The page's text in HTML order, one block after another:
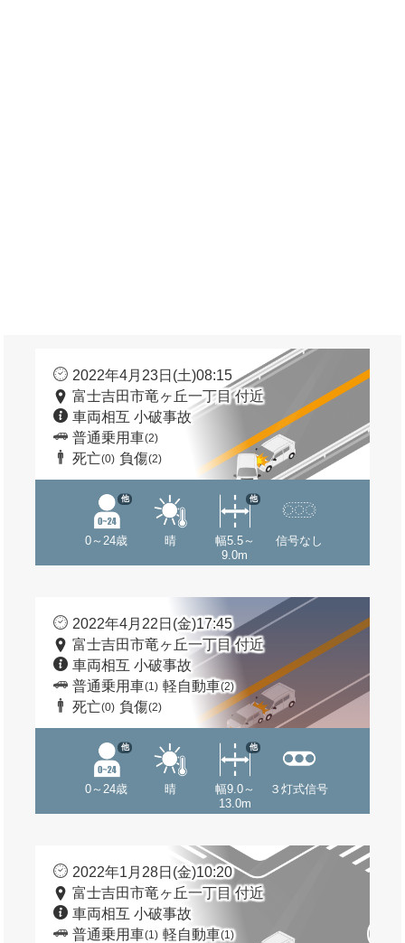
2022年4月23日(土)08:15
富士吉田市竜ヶ丘一丁目 付近
車両相互 小破事故
普通乗用車(2)
死亡(0) 負傷(2)
0～24歳
他
晴
幅5.5～
9.0m
他
信号なし
2022年4月22日(金)17:45
富士吉田市竜ヶ丘一丁目 付近
車両相互 小破事故
普通乗用車(1) 軽自動車(2)
死亡(0) 負傷(2)
0～24歳
他
晴
幅9.0～
13.0m
他
３灯式信号
2022年1月28日(金)10:20
富士吉田市竜ヶ丘一丁目 付近
車両相互 小破事故
普通乗用車(1) 軽自動車(1)